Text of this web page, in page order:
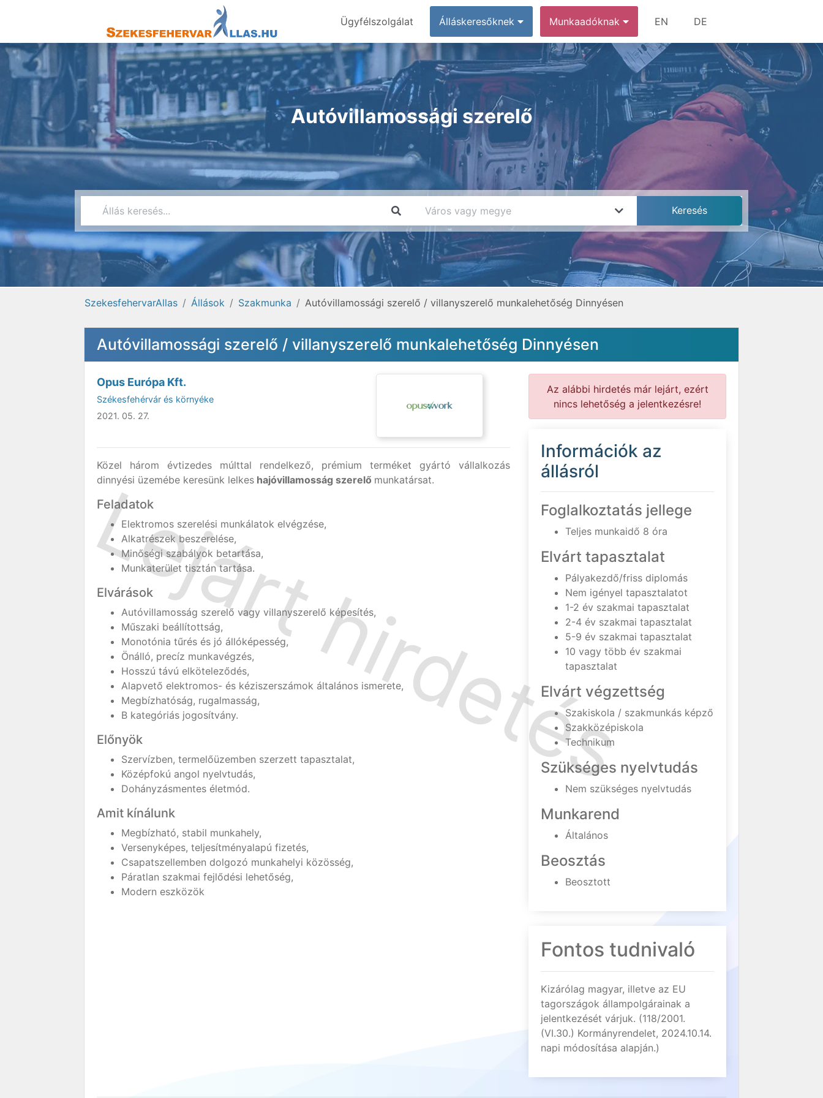
Ügyfélszolgálat Álláskeresőknek Munkaadóknak EN DE
Autóvillamossági szerelő
SzekesfehervarAllas Állások Szakmunka Autóvillamossági szerelő / villanyszerelő munkalehetőség Dinnyésen
Autóvillamossági szerelő / villanyszerelő munkalehetőség Dinnyésen
Opus Európa Kft.
Székesfehérvár és környéke
2021. 05. 27.
Közel három évtizedes múlttal rendelkező, prémium terméket gyártó vállalkozás
dinnyési üzemébe keresünk lelkes hajóvillamosság szerelő munkatársat.
Feladatok
Elektromos szerelési munkálatok elvégzése,
Alkatrészek beszerelése,
Minőségi szabályok betartása,
Munkaterület tisztán tartása.
Elvárások
Autóvillamosság szerelő vagy villanyszerelő képesítés,
Műszaki beállítottság,
Monotónia tűrés és jó állóképesség,
Önálló, precíz munkavégzés,
Hosszú távú elköteleződés,
Alapvető elektromos- és kéziszerszámok általános ismerete,
Megbízhatóság, rugalmasság,
B kategóriás jogosítvány.
Előnyök
Szervízben, termelőüzemben szerzett tapasztalat,
Középfokú angol nyelvtudás,
Dohányzásmentes életmód.
Amit kínálunk
Megbízható, stabil munkahely,
Versenyképes, teljesítményalapú fizetés,
Csapatszellemben dolgozó munkahelyi közösség,
Páratlan szakmai fejlődési lehetőség,
Modern eszközök
Az alábbi hirdetés már lejárt, ezért
nincs lehetőség a jelentkezésre!
Információk az
állásról
Foglalkoztatás jellege
Teljes munkaidő 8 óra
Elvárt tapasztalat
Pályakezdő/friss diplomás
Nem igényel tapasztalatot
1-2 év szakmai tapasztalat
2-4 év szakmai tapasztalat
5-9 év szakmai tapasztalat
10 vagy több év szakmai
tapasztalat
Elvárt végzettség
Szakiskola / szakmunkás képző
Szakközépiskola
Technikum
Szükséges nyelvtudás
Nem szükséges nyelvtudás
Munkarend
Általános
Beosztás
Beosztott
Fontos tudnivaló
Kizárólag magyar, illetve az EU
tagországok állampolgárainak a
jelentkezését várjuk. (118/2001.
(VI.30.) Kormányrendelet, 2024.10.14.
napi módosítása alapján.)